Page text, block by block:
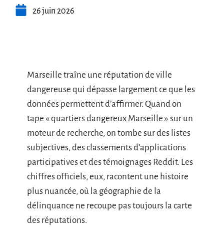
26 juin 2026
Marseille traîne une réputation de ville
dangereuse qui dépasse largement ce que les
données permettent d’affirmer. Quand on
tape « quartiers dangereux Marseille » sur un
moteur de recherche, on tombe sur des listes
subjectives, des classements d’applications
participatives et des témoignages Reddit. Les
chiffres officiels, eux, racontent une histoire
plus nuancée, où la géographie de la
délinquance ne recoupe pas toujours la carte
des réputations.